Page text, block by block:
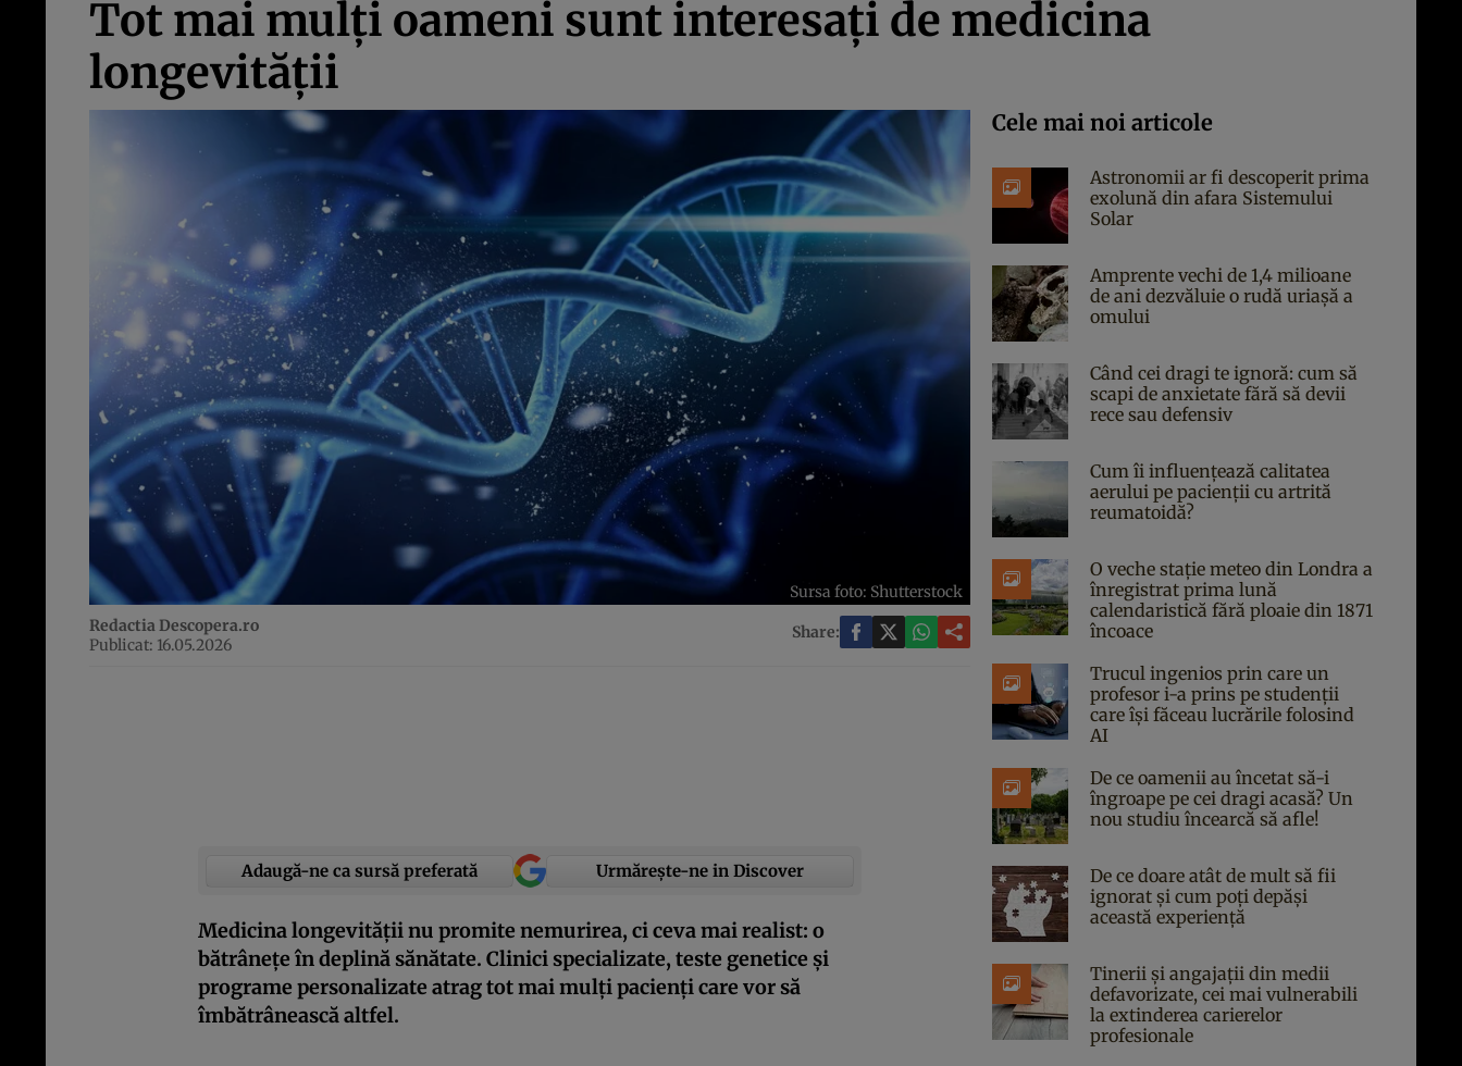
Tot mai mulți oameni sunt interesați de medicina
longevității
Sursa foto: Shutterstock
Redactia Descopera.ro
Publicat: 16.05.2026
Share:
Adaugă-ne ca sursă preferată Urmărește-ne in Discover
Medicina longevității nu promite nemurirea, ci ceva mai realist: o
bătrânețe în deplină sănătate. Clinici specializate, teste genetice și
programe personalizate atrag tot mai mulți pacienți care vor să
îmbătrânească altfel.
Cele mai noi articole
Astronomii ar fi descoperit prima
exolună din afara Sistemului
Solar
Amprente vechi de 1,4 milioane
de ani dezvăluie o rudă uriașă a
omului
Când cei dragi te ignoră: cum să
scapi de anxietate fără să devii
rece sau defensiv
Cum îi influențează calitatea
aerului pe pacienții cu artrită
reumatoidă?
O veche stație meteo din Londra a
înregistrat prima lună
calendaristică fără ploaie din 1871
încoace
Trucul ingenios prin care un
profesor i-a prins pe studenții
care își făceau lucrările folosind
AI
De ce oamenii au încetat să-i
îngroape pe cei dragi acasă? Un
nou studiu încearcă să afle!
De ce doare atât de mult să fii
ignorat și cum poți depăși
această experiență
Tinerii și angajații din medii
defavorizate, cei mai vulnerabili
la extinderea carierelor
profesionale